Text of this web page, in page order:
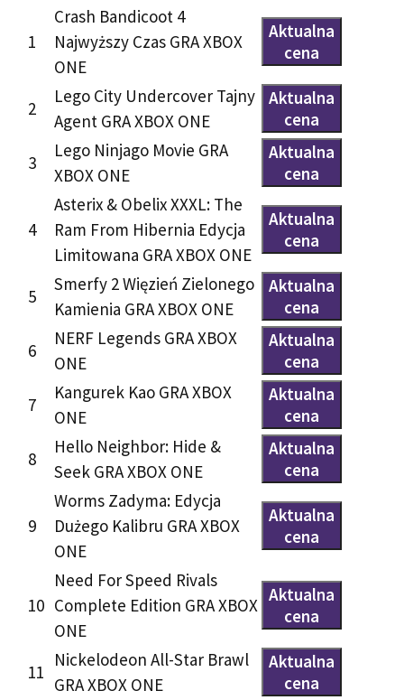
1
Crash Bandicoot 4
Najwyższy Czas GRA XBOX
ONE
Aktualna
cena
2
Lego City Undercover Tajny
Agent GRA XBOX ONE
Aktualna
cena
3
Lego Ninjago Movie GRA
XBOX ONE
Aktualna
cena
4
Asterix & Obelix XXXL: The
Ram From Hibernia Edycja
Limitowana GRA XBOX ONE
Aktualna
cena
5
Smerfy 2 Więzień Zielonego
Kamienia GRA XBOX ONE
Aktualna
cena
6
NERF Legends GRA XBOX
ONE
Aktualna
cena
7
Kangurek Kao GRA XBOX
ONE
Aktualna
cena
8
Hello Neighbor: Hide &
Seek GRA XBOX ONE
Aktualna
cena
9
Worms Zadyma: Edycja
Dużego Kalibru GRA XBOX
ONE
Aktualna
cena
10
Need For Speed Rivals
Complete Edition GRA XBOX
ONE
Aktualna
cena
11
Nickelodeon All-Star Brawl
GRA XBOX ONE
Aktualna
cena